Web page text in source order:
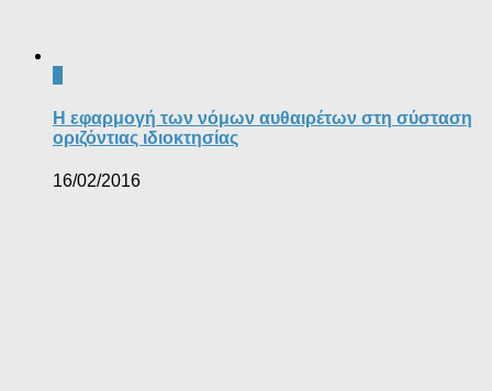
Η εφαρμογή των νόμων αυθαιρέτων στη σύσταση
οριζόντιας ιδιοκτησίας
16/02/2016